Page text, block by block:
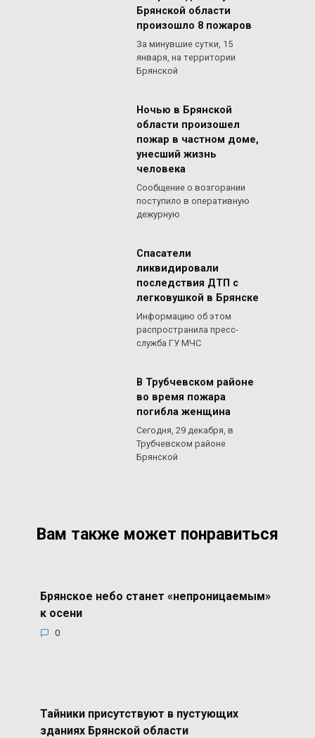
Брянской области
произошло 8 пожаров
За минувшие сутки, 15
января, на территории
Брянской
Ночью в Брянской
области произошел
пожар в частном доме,
унесший жизнь
человека
Сообщение о возгорании
поступило в оперативную
дежурную
Спасатели
ликвидировали
последствия ДТП с
легковушкой в Брянске
Информацию об этом
распространила пресс-
служба ГУ МЧС
В Трубчевском районе
во время пожара
погибла женщина
Сегодня, 29 декабря, в
Трубчевском районе
Брянской
Вам также может понравиться
Брянское небо станет «непроницаемым»
к осени
0
Тайники присутствуют в пустующих
зданиях Брянской области